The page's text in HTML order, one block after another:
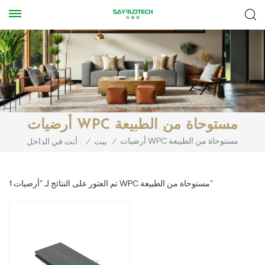
أرضيات WPC مستوحاة من الطبيعة
أنت في الداخل : / بيت / أرضيات WPC مستوحاة من الطبيعة
1 تم العثور على النتائج لـ "أرضيات WPC مستوحاة من الطبيعة"